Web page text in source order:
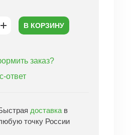
В КОРЗИНУ
заказ?
ответ
доставка в
точку России